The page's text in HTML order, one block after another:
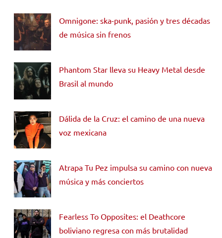
Omnigone: ska-punk, pasión y tres décadas
de música sin frenos
Phantom Star lleva su Heavy Metal desde
Brasil al mundo
Dálida de la Cruz: el camino de una nueva
voz mexicana
Atrapa Tu Pez impulsa su camino con nueva
música y más conciertos
Fearless To Opposites: el Deathcore
boliviano regresa con más brutalidad